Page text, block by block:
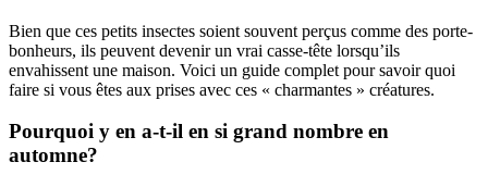
Bien que ces petits insectes soient souvent perçus comme des porte-
bonheurs, ils peuvent devenir un vrai casse-tête lorsqu’ils
envahissent une maison. Voici un guide complet pour savoir quoi
faire si vous êtes aux prises avec ces « charmantes » créatures.
Pourquoi y en a-t-il en si grand nombre en
automne?